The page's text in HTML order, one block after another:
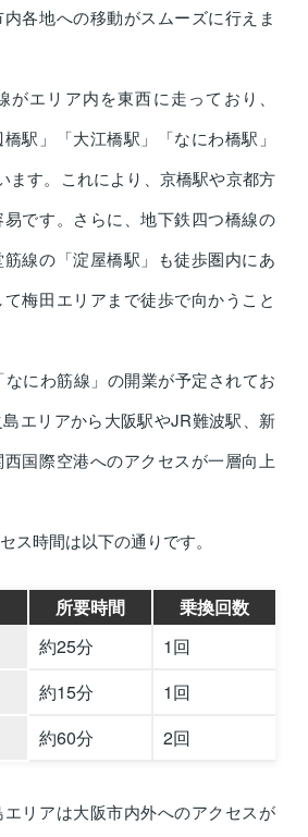
各地への移動がスムーズに行えま
がエリア内を東西に走っており、
橋駅」「大江橋駅」「なにわ橋駅」
ます。これにより、京橋駅や京都方
です。さらに、地下鉄四つ橋線の
筋線の「淀屋橋駅」も徒歩圏内にあ
梅田エリアまで徒歩で向かうこと
なにわ筋線」の開業が予定されてお
エリアから大阪駅やJR難波駅、新
国際空港へのアクセスが一層向上
ス時間は以下の通りです。
所要時間
乗換回数
約25分
1回
約15分
1回
約60分 2回
リアは大阪市内外へのアクセスが